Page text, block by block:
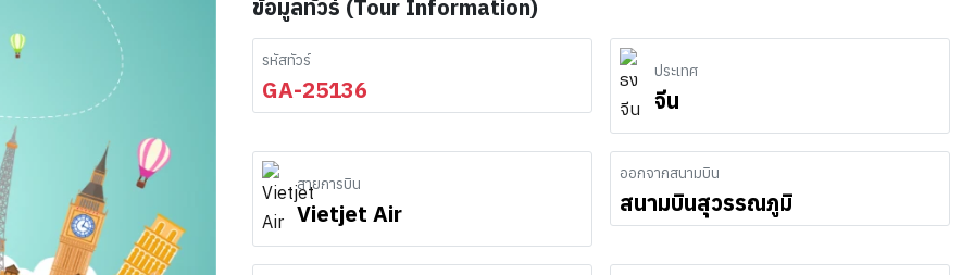
ข้อมูลทัวร์ (Tour Information)
รหัสทัวร์
GA-25136
ประเทศ
จีน
สายการบิน
Vietjet Air
ออกจากสนามบิน
สนามบินสุวรรณภูมิ